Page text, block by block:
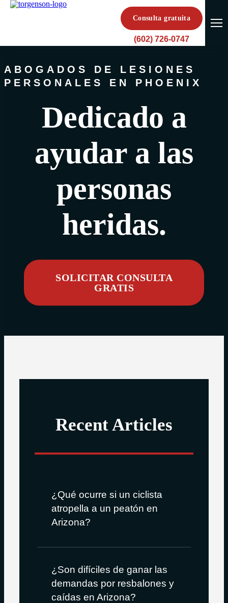
Consulta gratuita
(602) 726-0747
ABOGADOS DE LESIONES
PERSONALES EN PHOENIX
Dedicado a
ayudar a las
personas
heridas.
SOLICITAR CONSULTA
GRATIS
Recent Articles
¿Qué ocurre si un ciclista
atropella a un peatón en
Arizona?
¿Son difíciles de ganar las
demandas por resbalones y
caídas en Arizona?